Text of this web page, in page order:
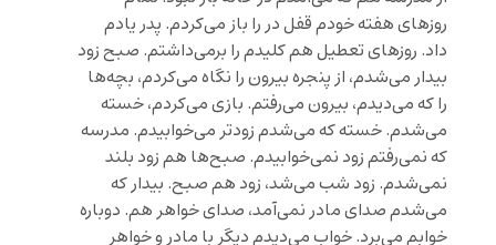
روزهای هفته خودم قفل در را باز می‌کردم. پدر یادم
داد. روزهای تعطیل هم کلیدم را برمی‌داشتم. صبح زود
بیدار می‌شدم، از پنجره بیرون را نگاه می‌کردم، بچه‌ها
را که می‌دیدم، بیرون می‌رفتم. بازی می‌کردم، خسته
می‌شدم. خسته که می‌شدم زودتر می‌خوابیدم. مدرسه
که نمی‌رفتم زود نمی‌خوابیدم. صبح‌ها هم زود بلند
نمی‌شدم. زود شب می‌شد، زود هم صبح. بیدار که
می‌شدم صدای مادر نمی‌آمد، صدای خواهر هم. دوباره
خوابم می‌برد. خواب می‌دیدم دیگر با مادر و خواهر